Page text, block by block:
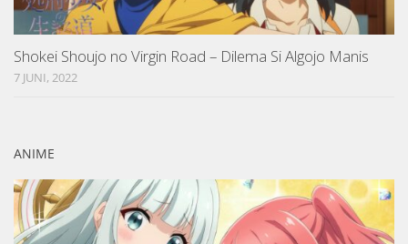
Shokei Shoujo no Virgin Road – Dilema Si Algojo Manis
7 JUNI, 2022
ANIME